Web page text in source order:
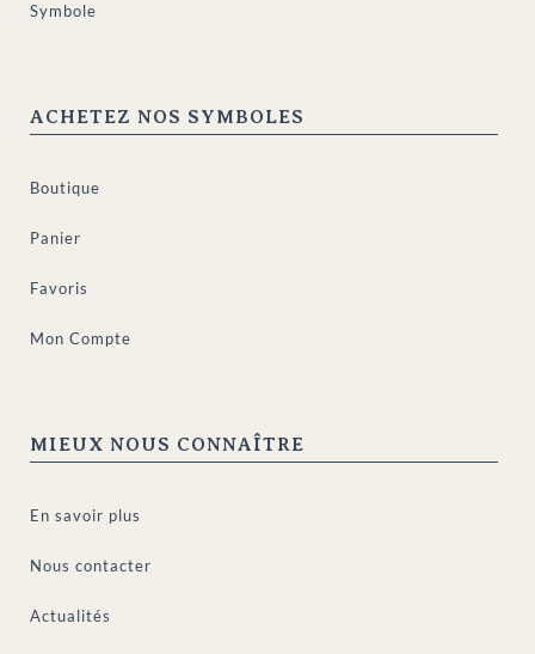
Symbole
ACHETEZ NOS SYMBOLES
Boutique
Panier
Favoris
Mon Compte
MIEUX NOUS CONNAÎTRE
En savoir plus
Nous contacter
Actualités